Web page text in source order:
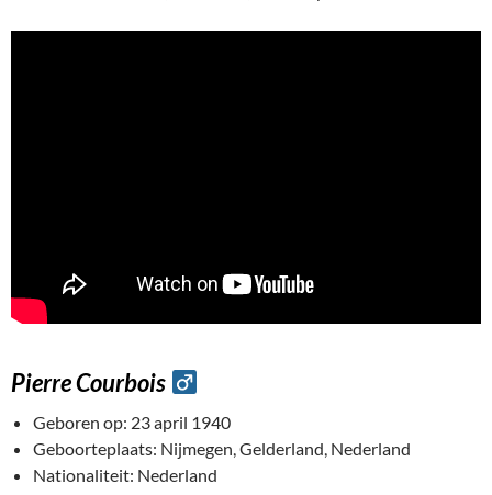
Pierre Courbois
Geboren op: 23 april 1940
Geboorteplaats: Nijmegen, Gelderland, Nederland
Nationaliteit: Nederland